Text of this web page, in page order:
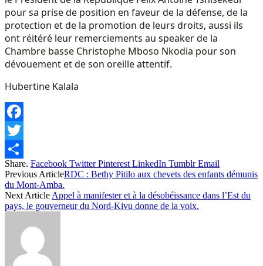
pour sa prise de position en faveur de la défense, de la
protection et de la promotion de leurs droits, aussi ils
ont réitéré leur remerciements au speaker de la
Chambre basse Christophe Mboso Nkodia pour son
dévouement et de son oreille attentif.
Hubertine Kalala
Facebook
Twitter
Share
Share. Facebook Twitter Pinterest LinkedIn Tumblr Email
Previous ArticleRDC : Bethy Pitilo aux chevets des enfants démunis
du Mont-Amba.
Next Article Appel à manifester et à la désobéissance dans l’Est du
pays, le gouverneur du Nord-Kivu donne de la voix.